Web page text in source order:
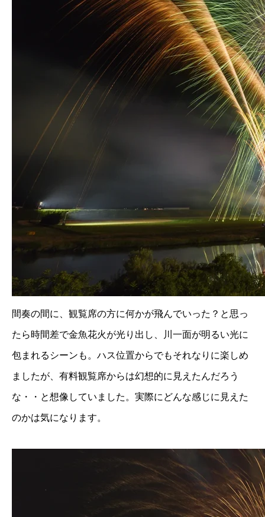
間奏の間に、観覧席の方に何かが飛んでいった？と思っ
たら時間差で金魚花火が光り出し、川一面が明るい光に
包まれるシーンも。ハス位置からでもそれなりに楽しめ
ましたが、有料観覧席からは幻想的に見えたんだろう
な・・と想像していました。実際にどんな感じに見えた
のかは気になります。